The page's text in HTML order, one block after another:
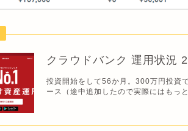
クラウドバンク 運用状況
投資開始をして56か月。300万円投資
ース（途中追加したので実際にはもっ